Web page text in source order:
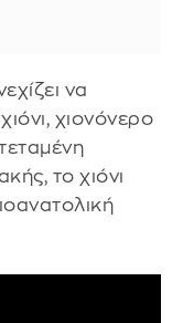
να
χιονόνερο
το χιόνι